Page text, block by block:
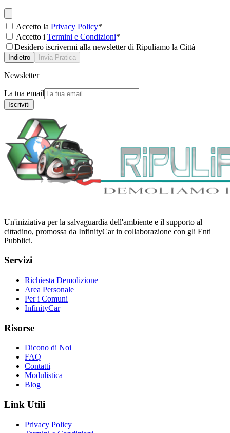
Accetto la Privacy Policy*
Accetto i Termini e Condizioni*
Desidero iscrivermi alla newsletter di Ripuliamo la Città
Indietro Invia Pratica
Newsletter
La tua email
Iscriviti
Un'iniziativa per la salvaguardia dell'ambiente e il supporto al
cittadino, promossa da InfinityCar in collaborazione con gli Enti
Pubblici.
Servizi
Richiesta Demolizione
Area Personale
Per i Comuni
InfinityCar
Risorse
Dicono di Noi
FAQ
Contatti
Modulistica
Blog
Link Utili
Privacy Policy